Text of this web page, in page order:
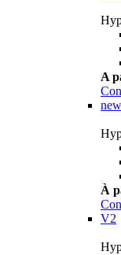
A
new
À
V2